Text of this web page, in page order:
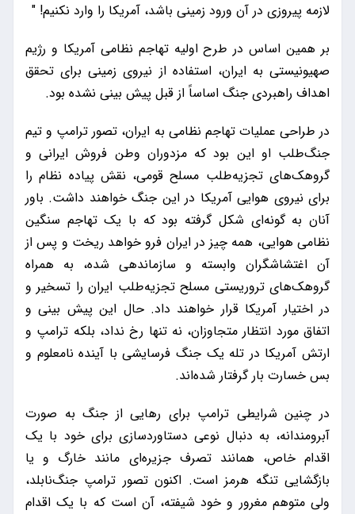
لازمه پیروزی در آن ورود زمینی باشد، آمریکا را وارد نکنیم! "
بر همین اساس در طرح اولیه تهاجم نظامی آمریکا و رژیم
صهیونیستی به ایران، استفاده از نیروی زمینی برای تحقق
اهداف راهبردی جنگ اساساً از قبل پیش بینی نشده بود.
در طراحی عملیات تهاجم نظامی به ایران، تصور ترامپ و تیم
جنگ‌طلب او این بود که مزدوران وطن فروش ایرانی و
گروهک‌های تجزیه‌طلب مسلح قومی، نقش پیاده نظام را
برای نیروی هوایی آمریکا در این جنگ خواهند داشت. باور
آنان به گونه‌ای شکل گرفته بود که با یک تهاجم سنگین
نظامی هوایی، همه چیز در ایران فرو خواهد ریخت و پس از
آن اغتشاشگران وابسته و سازماندهی شده، به همراه
گروهک‌های تروریستی مسلح تجزیه‌طلب ایران را تسخیر و
در اختیار آمریکا قرار خواهند داد. حال این پیش بینی و
اتفاق مورد انتظار متجاوزان، نه تنها رخ نداد، بلکه ترامپ و
ارتش آمریکا در تله یک جنگ فرسایشی با آینده نامعلوم و
بس خسارت بار گرفتار شده‌اند.
در چنین شرایطی ترامپ برای رهایی از جنگ به صورت
آبرومندانه، به دنبال نوعی دستاوردسازی برای خود با یک
اقدام خاص، همانند تصرف جزیره‌ای مانند خارگ و یا
بازگشایی تنگه هرمز است. اکنون تصور ترامپ جنگ‌نابلد،
ولی متوهم مغرور و خود شیفته، آن است که با یک اقدام